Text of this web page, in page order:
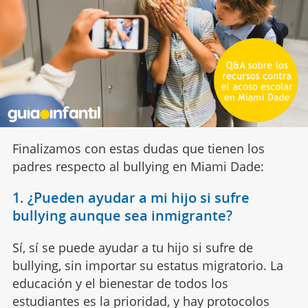
Finalizamos con estas dudas que tienen los
padres respecto al bullying en Miami Dade:
1. ¿Pueden ayudar a mi hijo si sufre
bullying aunque sea inmigrante?
Sí, sí se puede ayudar a tu hijo si sufre de
bullying, sin importar su estatus migratorio. La
educación y el bienestar de todos los
estudiantes es la prioridad, y hay protocolos